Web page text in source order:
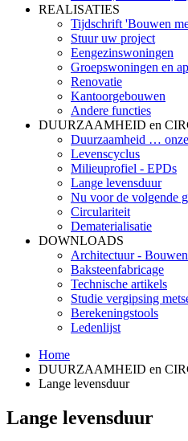
REALISATIES
Tijdschrift 'Bouwen
Stuur uw project
Eengezinswoningen
Groepswoningen en
Renovatie
Kantoorgebouwen
Andere functies
DUURZAAMHEID en
Duurzaamheid …
Levenscyclus
Milieuprofiel - EPDs
Lange levensduur
Nu voor de volgende
Circulariteit
Dematerialisatie
DOWNLOADS
Architectuur -
Baksteenfabricage
Technische artikels
Studie vergipsing
Berekeningstools
Ledenlijst
Home
DUURZAAMHEID en
Lange levensduur
Lange levensduur